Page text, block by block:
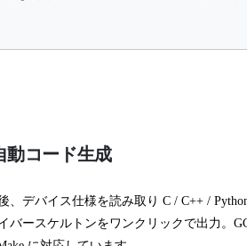
動コード生成
、デバイス仕様を読み取り C / C++ /
バースケルトンをワンクリックで出力。